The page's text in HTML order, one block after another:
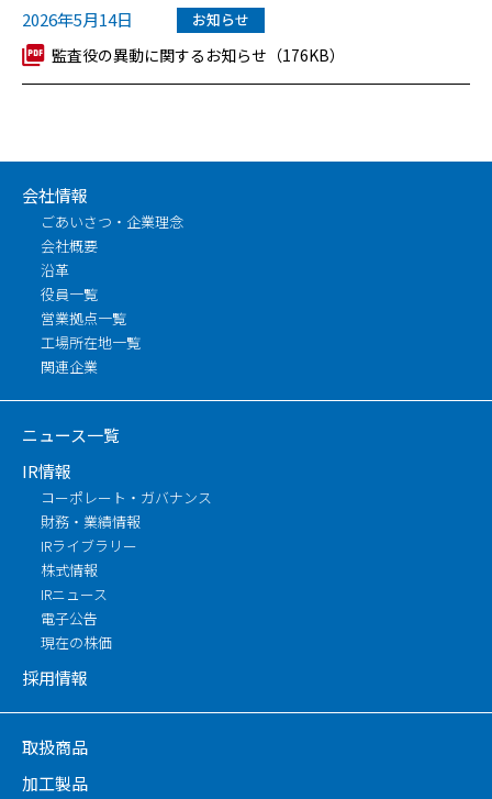
2026年5月14日 お知らせ
監査役の異動に関するお知らせ（176KB）
会社情報
ごあいさつ・企業理念
会社概要
沿革
役員一覧
営業拠点一覧
工場所在地一覧
関連企業
ニュース一覧
IR情報
コーポレート・ガバナンス
財務・業績情報
IRライブラリー
株式情報
IRニュース
電子公告
現在の株価
採用情報
取扱商品
加工製品